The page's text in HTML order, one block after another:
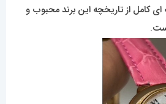
کامل از تاریخچه این برند محبوب و